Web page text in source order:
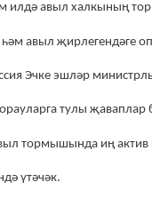
илдә авыл халкының
авыл җирлегендәге
Эчке эшләр
тулы җаваплар
тормышында иң актив
үтәчәк.